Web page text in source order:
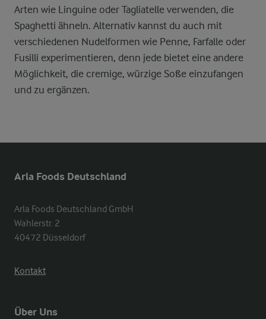
Arten wie Linguine oder Tagliatelle verwenden, die
Spaghetti ähneln. Alternativ kannst du auch mit
verschiedenen Nudelformen wie Penne, Farfalle oder
Fusilli experimentieren, denn jede bietet eine andere
Möglichkeit, die cremige, würzige Soße einzufangen
und zu ergänzen.
Arla Foods Deutschland
Arla Foods Deutschland GmbH
Wahlerstr. 2
40472 Düsseldorf
Kontakt
Über Uns